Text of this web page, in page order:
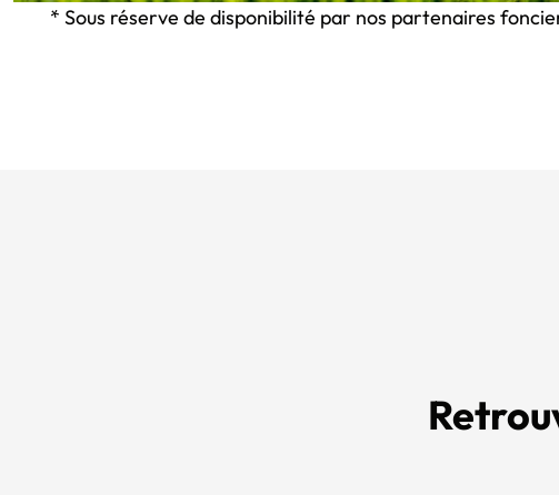
* Sous réserve de disponibilité par nos partenaires